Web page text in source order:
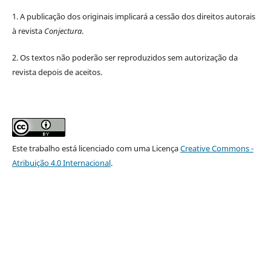
1. A publicação dos originais implicará a cessão dos direitos autorais
à revista Conjectura.
2. Os textos não poderão ser reproduzidos sem autorização da
revista depois de aceitos.
Este trabalho está licenciado com uma LicençaCreative Commons -
Atribuição 4.0 Internacional.